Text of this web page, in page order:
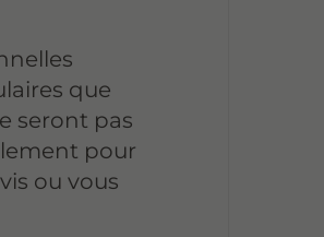
que
seront pas
pour
ou vous